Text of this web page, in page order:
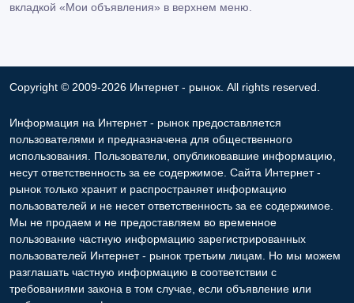
вкладкой «Мои объявления» в верхнем меню.
Copyright © 2009-2026 Интернет - рынок. All rights reserved.
Информация на Интернет - рынок предоставляется
пользователями и предназначена для общественного
использования. Пользователи, опубликовавшие информацию,
несут ответственность за ее содержимое. Сайта Интернет -
рынок только хранит и распространяет информацию
пользователей и не несет ответственность за ее содержимое.
Мы не продаем и не предоставляем во временное
пользование частную информацию зарегистрированных
пользователей Интернет - рынок третьим лицам. Но мы можем
разглашать частную информацию в соответствии с
требованиями закона в том случае, если объявление или